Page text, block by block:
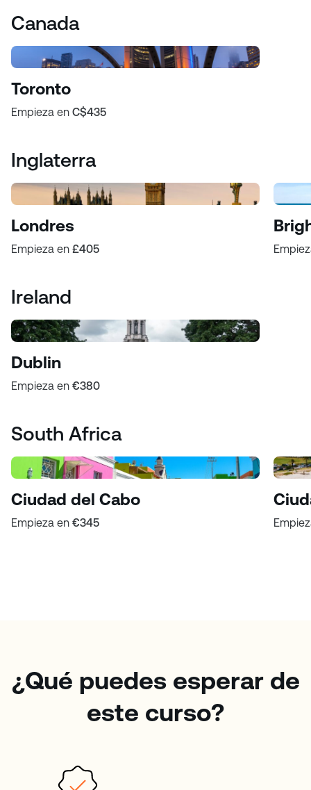
Canada
Toronto
Empieza en C$435
Inglaterra
Londres
Empieza en £405
Ireland
Dublin
Empieza en €380
South Africa
Ciudad del Cabo
Empieza en €345
¿Qué puedes esperar de
este curso?